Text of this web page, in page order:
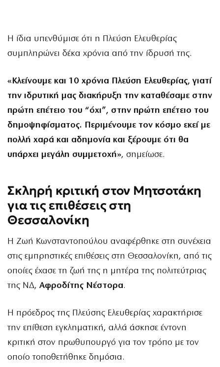
Η ίδια υπενθύμισε ότι η Πλεύση Ελευθερίας
συμπληρώνει δέκα χρόνια από την ίδρυσή της.
«Κλείνουμε και 10 χρόνια Πλεύση Ελευθερίας, γιατί
την ιδρυτική μας διακήρυξη την καταθέσαμε στην
πρώτη επέτειο του “όχι”, στην πρώτη επέτειο του
δημοψηφίσματος. Περιμένουμε τον κόσμο εκεί με
πολλή χαρά και αδημονία και ξέρουμε ότι θα
υπάρχει μεγάλη συμμετοχή», σημείωσε.
Σκληρή κριτική στον Μητσοτάκη
για τις επιθέσεις στη
Θεσσαλονίκη
Η Ζωή Κωνσταντοπούλου αναφέρθηκε στη συνέχεια
στις εμπρηστικές επιθέσεις στη Θεσσαλονίκη, από τις
οποίες έχασε τη ζωή της η μητέρα της πολιτεύτριας
της ΝΔ, Αφροδίτης Νέστορα.
Η πρόεδρος της Πλεύσης Ελευθερίας χαρακτήρισε
την επίθεση εγκληματική, αλλά άσκησε έντονη
κριτική στον πρωθυπουργό για τον τρόπο με τον
οποίο τοποθετήθηκε δημόσια.